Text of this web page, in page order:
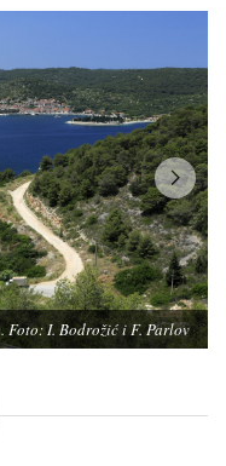
Foto: I. Bodrožić i F. Parlov
sv. Marije ili Gospe
Foto: I. Bodrožić i F. Parlov